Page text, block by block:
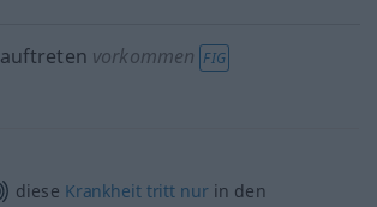
auftreten vorkommen FIG
diese Krankheit tritt nurin den